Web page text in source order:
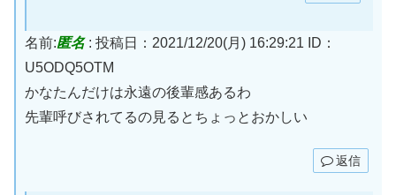
名前:匿名: 投稿日：2021/12/20(月) 16:29:21
ID：
U5ODQ5OTM
かなたんだけは永遠の後輩感あるわ
先輩呼びされてるの見るとちょっとおかしい
返信